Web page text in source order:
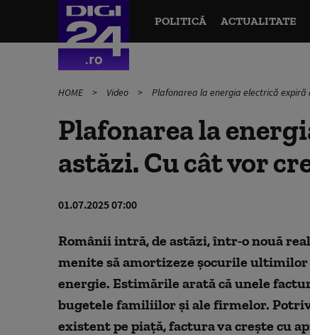
POLITICĂ ACTUALITATE
HOME Video Plafonarea la energia electrică
Plafonarea la
astăzi. Cu cât vor
01.07.2025 07:00
Românii intră, de astăzi, într-o nouă
menite să amortizeze șocurile
energie. Estimările arată că unele
bugetele familiilor și ale firmelor.
existent pe piață, factura va crește cu